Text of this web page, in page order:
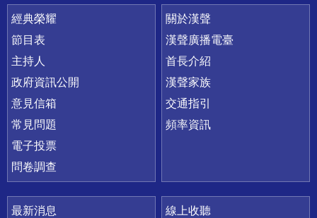
快速連結
經典榮耀
節目表
主持人
政府資訊公開
意見信箱
常見問題
電子投票
問卷調查
關於漢聲
漢聲廣播電臺
首長介紹
漢聲家族
交通指引
頻率資訊
最新消息
線上收聽